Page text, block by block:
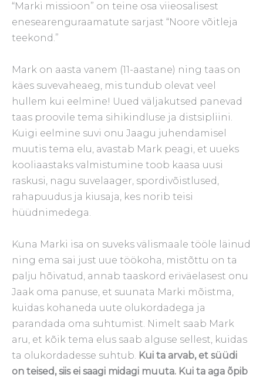
“Marki missioon” on teine osa viieosalisest
enesearenguraamatute sarjast “Noore võitleja
teekond.”
Mark on aasta vanem (11-aastane) ning taas on
käes suvevaheaeg, mis tundub olevat veel
hullem kui eelmine! Uued väljakutsed panevad
taas proovile tema sihikindluse ja distsipliini.
Kuigi eelmine suvi onu Jaagu juhendamisel
muutis tema elu, avastab Mark peagi, et uueks
kooliaastaks valmistumine toob kaasa uusi
raskusi, nagu suvelaager, spordivõistlused,
rahapuudus ja kiusaja, kes norib teisi
hüüdnimedega.
Kuna Marki isa on suveks välismaale tööle läinud
ning ema sai just uue töökoha, mistõttu on ta
palju hõivatud, annab taaskord eriväelasest onu
Jaak oma panuse, et suunata Marki mõistma,
kuidas kohaneda uute olukordadega ja
parandada oma suhtumist. Nimelt saab Mark
aru, et kõik tema elus saab alguse sellest, kuidas
ta olukordadesse suhtub. Kui ta arvab, et süüdi
on teised, siis ei saagi midagi muuta. Kui ta aga õpib